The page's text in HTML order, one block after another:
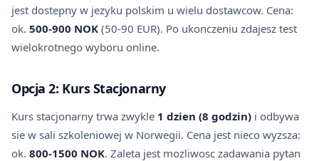
jest dostepny w jezyku polskim u wielu dostawcow. Cena:
ok. 500-900 NOK (50-90 EUR). Po ukonczeniu zdajesz test
wielokrotnego wyboru online.
Opcja 2: Kurs Stacjonarny
Kurs stacjonarny trwa zwykle 1 dzien (8 godzin) i odbywa
sie w sali szkoleniowej w Norwegii. Cena jest nieco wyzsza:
ok. 800-1500 NOK. Zaleta jest mozliwosc zadawania pytan